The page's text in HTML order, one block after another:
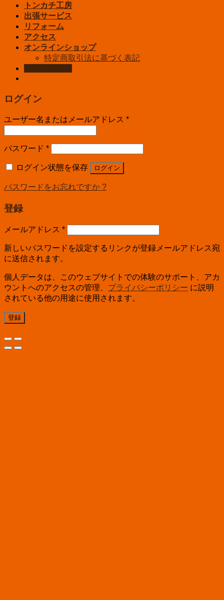
トンカチ工房
出張サービス
リフォーム
アクセス
オンラインショップ
特定商取引法に基づく表記
ログイン
ユーザー名またはメールアドレス *
パスワード *
ログイン状態を保存 ログイン
パスワードをお忘れですか ?
登録
メールアドレス *
新しいパスワードを設定するリンクが登録メールアドレス宛
に送信されます。
個人データは、このウェブサイトでの体験のサポート、アカ
ウントへのアクセスの管理、 プライバシーポリシー に説明
されている他の用途に使用されます。
登録